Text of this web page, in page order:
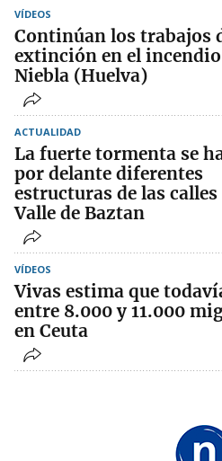
VÍDEOS
Continúan los trabajos
extinción en el
Niebla (Huelva)
ACTUALIDAD
La fuerte tormenta se
por delante diferentes
estructuras de las calles
Valle de Baztan
VÍDEOS
Vivas estima que
entre 8.000 y 11.000
en Ceuta